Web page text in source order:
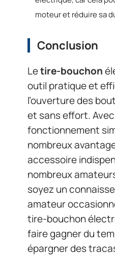
moteur et réduire sa
Conclusion
Letire-bouchon
outil pratique et
l’ouverture des
et sans effort.
fonctionnement
nombreux
accessoire
nombreux
soyez un
amateur
tire-bouchon
faire gagner du
épargner des